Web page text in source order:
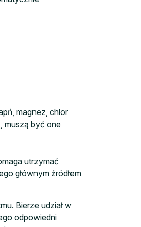
magnez, chlor
muszą być one
utrzymać
głównym źródłem
Bierze udział w
odpowiedni